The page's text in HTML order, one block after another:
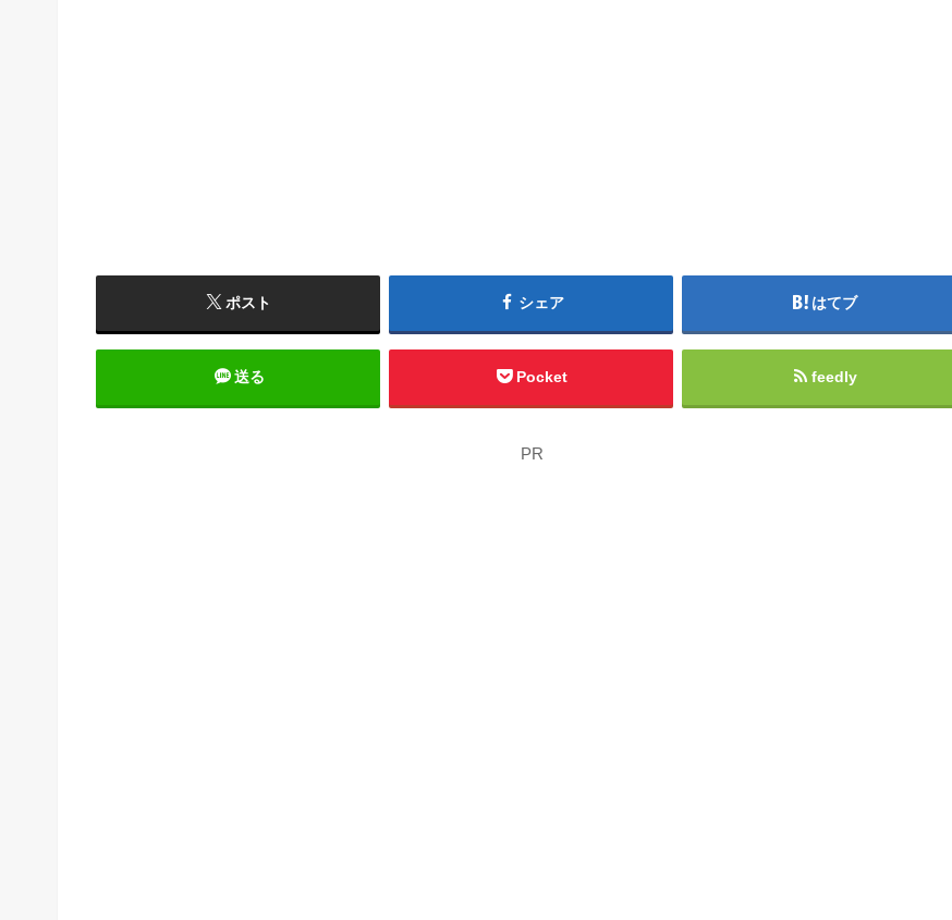
ポスト シェア はてブ
送る Pocket feedly
PR